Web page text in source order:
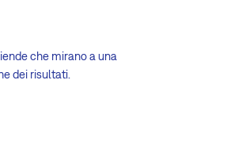
che mirano a una
dei risultati.